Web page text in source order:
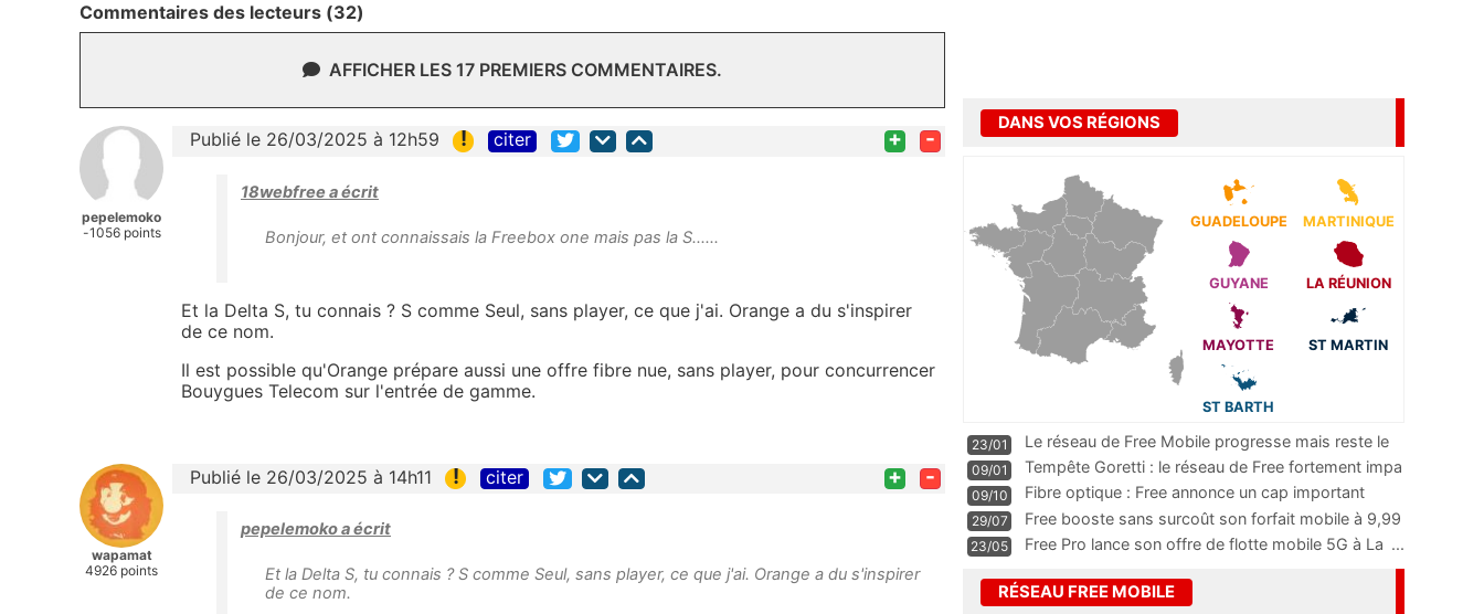
Commentaires des lecteurs (32)
AFFICHER LES 17 PREMIERS COMMENTAIRES.
pepelemoko
-1056 points
Publié le 26/03/2025 à 12h59 ! citer + -
18webfree a écrit
Bonjour, et ont connaissais la Freebox one mais pas la S......
Et la Delta S, tu connais ? S comme Seul, sans player, ce que j'ai. Orange a du s'inspirer
de ce nom.
Il est possible qu'Orange prépare aussi une offre fibre nue, sans player, pour concurrencer
Bouygues Telecom sur l'entrée de gamme.
wapamat
4926 points
Publié le 26/03/2025 à 14h11 ! citer + -
pepelemoko a écrit
Et la Delta S, tu connais ? S comme Seul, sans player, ce que j'ai. Orange a du s'inspirer
de ce nom.
DANS VOS RÉGIONS
GUADELOUPE MARTINIQUE
GUYANE LA RÉUNION
MAYOTTE ST MARTIN
ST BARTH
23/01
Le réseau de Free Mobile progresse mais reste le
m
...
09/01
Tempête Goretti : le réseau de Free fortement impa
09/10
Fibre optique : Free annonce un cap important
pass
...
29/07
Free booste sans surcoût son forfait mobile à 9,99
23/05 Free Pro lance son offre de flotte mobile 5G à La ...
RÉSEAU FREE MOBILE